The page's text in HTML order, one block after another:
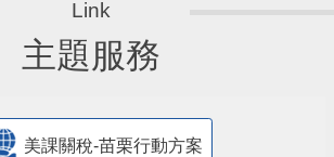
主題服務
美課關稅-苗栗行動方案